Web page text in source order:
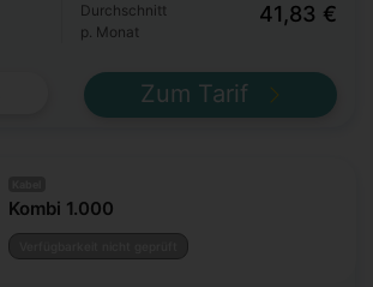
Durchschnitt
p. Monat
41,83 €
Zum Tarif
Kombi 1.000